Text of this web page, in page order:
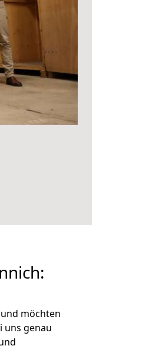
möchten
uns genau